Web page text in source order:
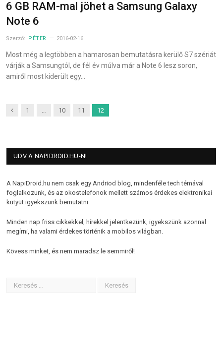
6 GB RAM-mal jöhet a Samsung Galaxy
Note 6
Szerző: PÉTER 2016-02-16
Most még a legtöbben a hamarosan bemutatásra kerülő S7 szériát
várják a Samsungtól, de fél év múlva már a Note 6 lesz soron,
amiről most kiderült egy…
Previous
1 10 11 12
ÜDV A NAPIDROID.HU-N!
A NapiDroid.hu nem csak egy Andriod blog, mindenféle tech témával
foglalkozunk, és az okostelefonok mellett számos érdekes elektronikai
kütyüt igyekszünk bemutatni.
Minden nap friss cikkekkel, hírekkel jelentkezünk, igyekszünk azonnal
megírni, ha valami érdekes történik a mobilos világban.
Kövess minket, és nem maradsz le semmiről!